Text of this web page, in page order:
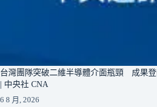
台灣團隊突破二維半導體介面瓶頸 成果
| 中央社 CNA
6 8 月, 2026